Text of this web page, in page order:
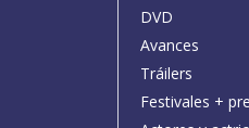
DVD
Avances
Tráilers
Festivales +